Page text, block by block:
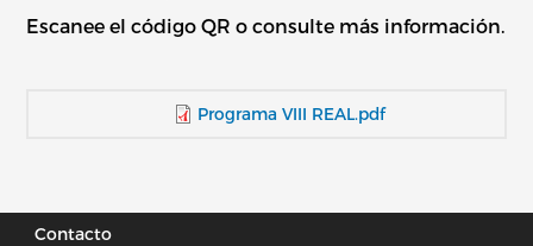
Escanee el código QR o consulte más información.
Programa VIII REAL.pdf
Contacto